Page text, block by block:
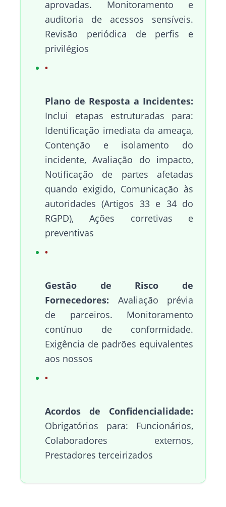
aprovadas. Monitoramento e
auditoria de acessos sensíveis.
Revisão periódica de perfis e
privilégios
Plano de Resposta a Incidentes:
Inclui etapas estruturadas para:
Identificação imediata da ameaça,
Contenção e isolamento do
incidente, Avaliação do impacto,
Notificação de partes afetadas
quando exigido, Comunicação às
autoridades (Artigos 33 e 34 do
RGPD), Ações corretivas e
preventivas
Gestão de Risco de
Fornecedores: Avaliação prévia
de parceiros. Monitoramento
contínuo de conformidade.
Exigência de padrões equivalentes
aos nossos
Acordos de Confidencialidade:
Obrigatórios para: Funcionários,
Colaboradores externos,
Prestadores terceirizados